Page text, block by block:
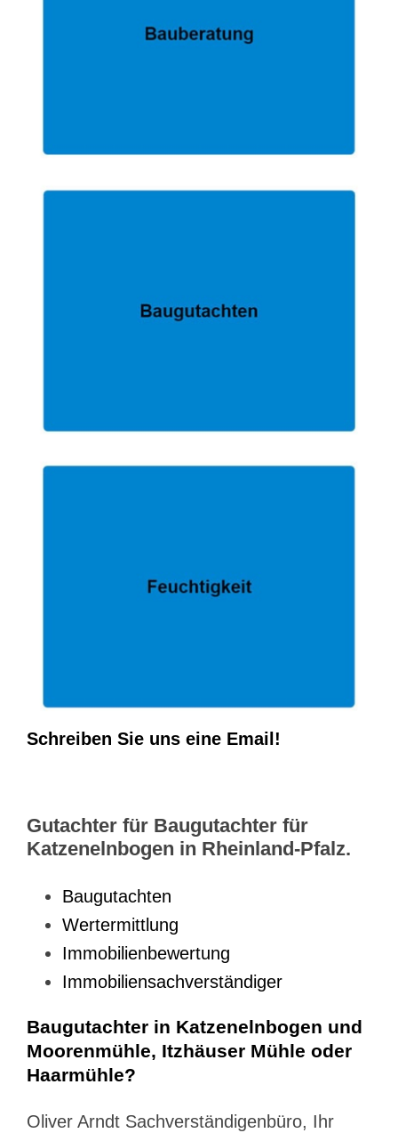
Schreiben Sie uns eine Email!
Gutachter für Baugutachter für
Katzenelnbogen in Rheinland-Pfalz.
Baugutachten
Wertermittlung
Immobilienbewertung
Immobiliensachverständiger
Baugutachter in Katzenelnbogen und
Moorenmühle, Itzhäuser Mühle oder
Haarmühle?
Oliver Arndt Sachverständigenbüro, Ihr